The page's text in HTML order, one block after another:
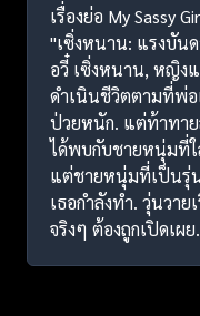
เรื่องย่อ My Sassy
"เซิ่งหนาน: แรงบัน
อวี๋ เซิ่งหนาน, หญิง
ดำเนินชีวิตตามที่พ่
ป่วยหนัก. แต่ท้าทาย
ได้พบกับชายหนุ่มที่
แต่ชายหนุ่มที่เป็นรุ่
เธอกำลังทำ. วุ่นวา
จริงๆ ต้องถูกเปิดเผย.